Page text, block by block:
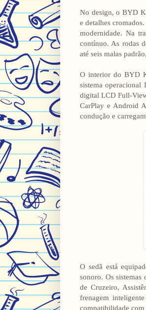
No design, o BYD
e detalhes
modernidade. Na
contínuo. As rodas
até seis malas
O interior do BYD
sistema
digital LCD Full-
CarPlay e Android
condução e
O sedã está
sonoro. Os sistemas
de Cruzeiro,
frenagem
compatibilidade